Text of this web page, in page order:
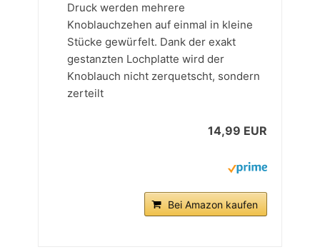
Druck werden mehrere
Knoblauchzehen auf einmal in kleine
Stücke gewürfelt. Dank der exakt
gestanzten Lochplatte wird der
Knoblauch nicht zerquetscht, sondern
zerteilt
14,99 EUR
Bei Amazon kaufen